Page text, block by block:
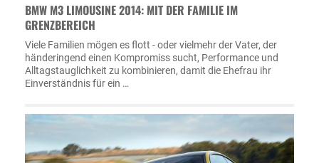
BMW M3 LIMOUSINE 2014: MIT DER FAMILIE IM
GRENZBEREICH
Viele Familien mögen es flott - oder vielmehr der Vater, der
händeringend einen Kompromiss sucht, Performance und
Alltagstauglichkeit zu kombinieren, damit die Ehefrau ihr
Einverständnis für ein …